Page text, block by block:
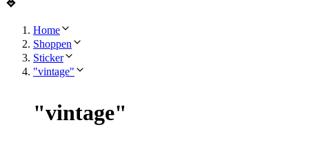
Home
Shoppen
Sticker
"vintage"
"vintage"